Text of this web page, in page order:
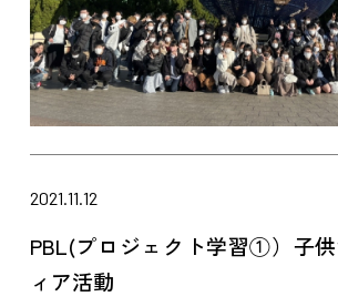
2021.11.12
PBL(プロジェクト学習①）子
ィア活動